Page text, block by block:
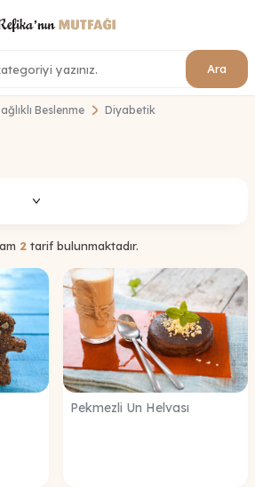
Ara
Beslenme Diyabetik
2tarif bulunmaktadır.
Pekmezli Un Helvası